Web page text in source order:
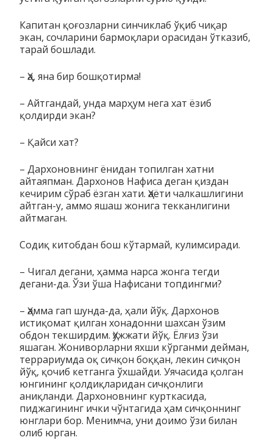
Капитан қоғозларни синчиклаб ўқиб чиқар
экан, сочларини бармоқлари орасидан ўтказиб,
тарай бошлади.
– Ҳа, яна бир бошқотирма!
– Айтгандай, унда марҳум нега хат ёзиб
қолдирди экан?
– Қайси хат?
– Дархоновнинг ёнидан топилган хатни
айтаяпман. Дархонов На­фиса деган қиздан
кечирим сўраб ёзган хати. Ҳаёти чалкаш­лигини
айтган-у, аммо яшаш жонига текканлигини
айтмаган.
Содиқ китобдан бош кўтармай, кулимсиради.
– Чигал дегани, ҳамма нарса жонга тегди
дегани-да. Ўзи ўша Нафисани топдингми?
– Ҳамма гап шунда-да, ҳали йўқ. Дархонов
истиқомат қил­ган хонадонни шахсан ўзим
обдон текширдим. Ҳужжати йўқ. Ёлғиз ўзи
яшаган. Жониворларни яхши кўрганми дейман,
тер­ра­риумда оқ сичқон боққан, лекин сичқон
йўқ, қочиб кет­ганга ўх­шайди. Уячасида қолган
юнгининг қолдиқларидан сичқон­ли­ги
аниқланди. Дархоновнинг курткасида,
пиджагининг ички чўн­­тагида ҳам сичқоннинг
юнглари бор. Менимча, уни доимо ўзи билан
олиб юрган.